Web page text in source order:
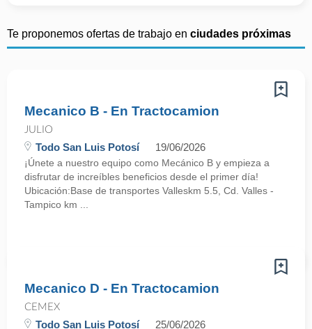
Te proponemos ofertas de trabajo en ciudades próximas
Mecanico B - En Tractocamion
JULIO
Todo San Luis Potosí 19/06/2026
¡Únete a nuestro equipo como Mecánico B y empieza a
disfrutar de increíbles beneficios desde el primer día!
Ubicación:Base de transportes Valleskm 5.5, Cd. Valles -
Tampico km ...
Mecanico D - En Tractocamion
CEMEX
Todo San Luis Potosí 25/06/2026